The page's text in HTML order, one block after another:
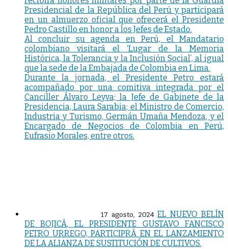
Presidencial de la República del Perú y participará
en un almuerzo oficial que ofrecerá el Presidente
Pedro Castillo en honor a los Jefes de Estado.
Al concluir su agenda en Perú, el Mandatario
colombiano visitará el ‘Lugar de la Memoria
Histórica, la Tolerancia y la Inclusión Social’, al igual
que la sede de la Embajada de Colombia en Lima.
Durante la jornada, el Presidente Petro estará
acompañado por una comitiva integrada por el
Canciller Álvaro Leyva; la Jefe de Gabinete de la
Presidencia, Laura Sarabia; el Ministro de Comercio,
Industria y Turismo, Germán Umaña Mendoza, y el
Encargado de Negocios de Colombia en Perú,
Eufrasio Morales, entre otros.
17 agosto, 2024 EL NUEVO BELÍN
DE BOJICÁ, EL PRESIDENTE GUSTAVO FANCISCO
PETRO URREGO, PARTICIPRÁ EN EL LANZAMIENTO
DE LA ALIANZA DE SUSTITUCIÓN DE CULTIVOS.